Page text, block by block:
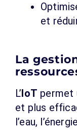
et
La
L’IoT permet
et plus
l’eau,